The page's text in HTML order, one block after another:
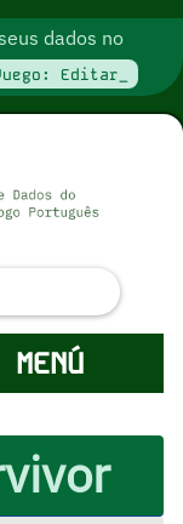
dados no
Editar_
MENÚ